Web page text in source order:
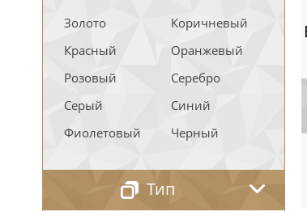
Золото
Коричневый
Красный
Оранжевый
Розовый
Серебро
Серый
Синий
Фиолетовый
Черный
Тип